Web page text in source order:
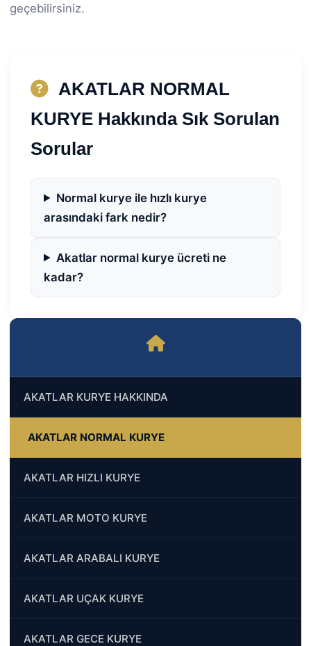
AKATLAR KURYE HAKKINDA
AKATLAR NORMAL KURYE
AKATLAR HIZLI KURYE
AKATLAR MOTO KURYE
AKATLAR ARABALI KURYE
AKATLAR UÇAK KURYE
AKATLAR GECE KURYE
geçebilirsiniz.
AKATLAR NORMAL
KURYE Hakkında Sık Sorulan
Sorular
Normal kurye ile hızlı kurye
arasındaki fark nedir?
Akatlar normal kurye ücreti ne
kadar?